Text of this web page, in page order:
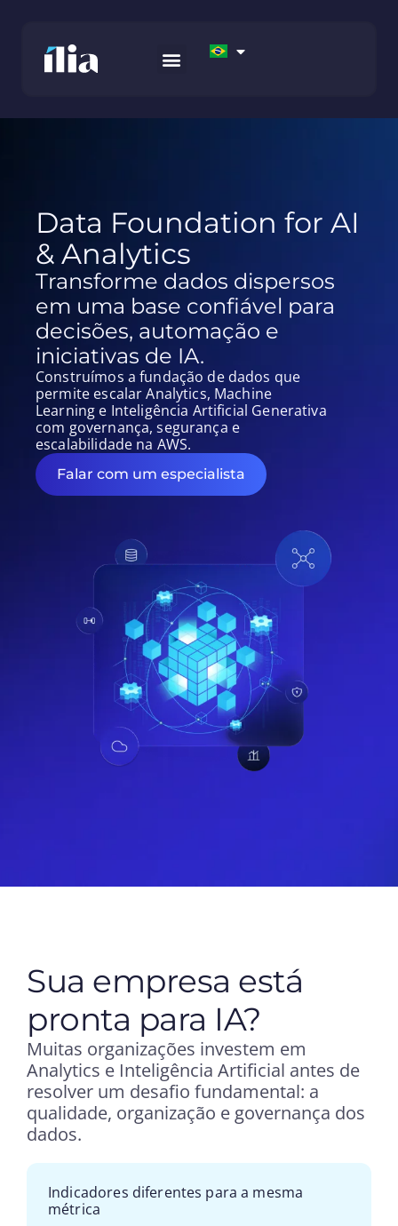
Data Foundation for AI
& Analytics
Transforme dados dispersos
em uma base confiável para
decisões, automação e
iniciativas de IA.
Construímos a fundação de dados que
permite escalar Analytics, Machine
Learning e Inteligência Artificial Generativa
com governança, segurança e
escalabilidade na AWS.
Falar com um especialista
Sua empresa está
pronta para IA?
Muitas organizações investem em
Analytics e Inteligência Artificial antes de
resolver um desafio fundamental: a
qualidade, organização e governança dos
dados.
Indicadores diferentes para a mesma
métrica